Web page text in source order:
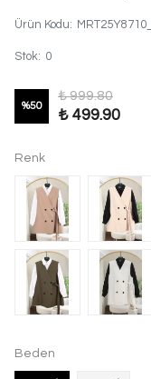
Ürün Kodu:
Stok: 0
%50
₺ 999.80
₺ 499.90
Renk
Beden